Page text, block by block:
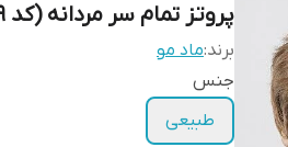
پروتز تمام سر مردانه (کد 2509)
برند:ماد مو
جنس
طبیعی